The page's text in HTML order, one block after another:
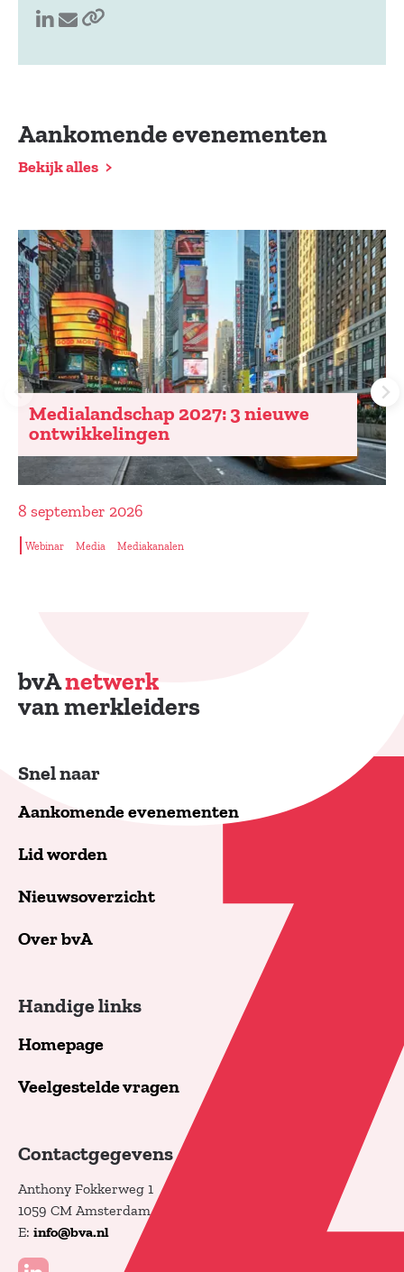
Aankomende evenementen
Bekijk alles
Medialandschap 2027: 3 nieuwe
ontwikkelingen
8 september 2026
Webinar Media Mediakanalen
bvAnetwerk
van merkleiders
Snel naar
Aankomende evenementen
Lid worden
Nieuwsoverzicht
Over bvA
Handige links
Homepage
Veelgestelde vragen
Contactgegevens
Anthony Fokkerweg 1
1059 CM Amsterdam
E: info@bva.nl